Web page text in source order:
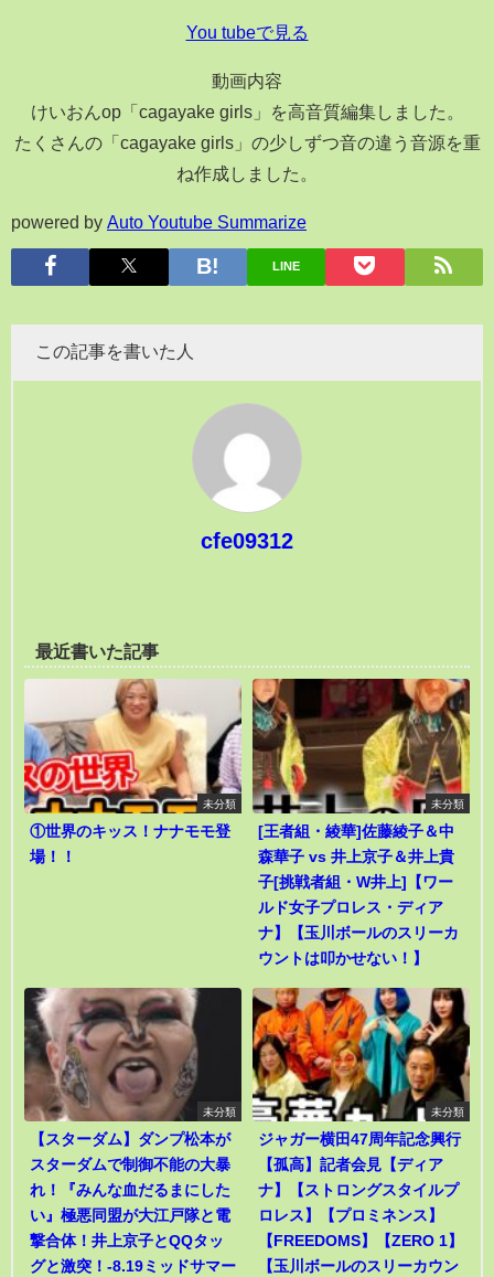
You tubeで見る
動画内容
けいおんop「cagayake girls」を高音質編集しました。
たくさんの「cagayake girls」の少しずつ音の違う音源を重
ね作成しました。
powered by Auto Youtube Summarize
LINE
この記事を書いた人
cfe09312
最近書いた記事
未分類
①世界のキッス！ナナモモ登
場！！
未分類
[王者組・綾華]佐藤綾子＆中
森華子 vs 井上京子＆井上貴
子[挑戦者組・W井上]【ワー
ルド女子プロレス・ディア
ナ】【玉川ボールのスリーカ
ウントは叩かせない！】
未分類
【スターダム】ダンプ松本が
スターダムで制御不能の大暴
れ！『みんな血だるまにした
い』極悪同盟が大江戸隊と電
撃合体！井上京子とQQタッ
グと激突！-8.19ミッドサマー
未分類
ジャガー横田47周年記念興行
【孤高】記者会見【ディア
ナ】【ストロングスタイルプ
ロレス】【プロミネンス】
【FREEDOMS】【ZERO 1】
【玉川ボールのスリーカウン